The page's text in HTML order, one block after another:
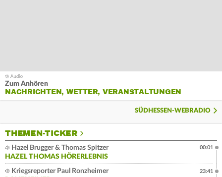
Zum Anhören
NACHRICHTEN, WETTER, VERANSTALTUNGEN
SÜDHESSEN-WEBRADIO
THEMEN-TICKER
Hazel Brugger & Thomas Spitzer
HAZEL THOMAS HÖRERLEBNIS
00:01
Kriegsreporter Paul Ronzheimer
23:41